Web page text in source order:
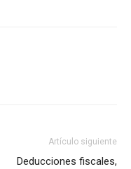
Artículo siguiente
Deducciones fiscales,